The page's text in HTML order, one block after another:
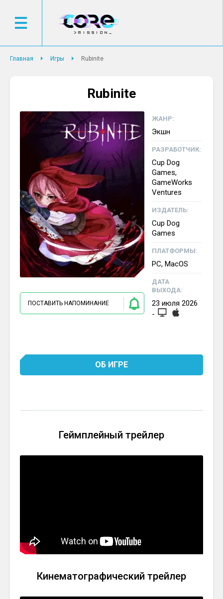
Главная Игры Rubinite
Rubinite
ПОСТАВИТЬ НАПОМИНАНИЕ
ЖАНР:
Экшн
РАЗРАБОТЧИК:
Cup Dog
Games,
GameWorks
Ventures
ИЗДАТЕЛЬ:
Cup Dog
Games
ПЛАТФОРМЫ:
PC, MacOS
ДАТА
ВЫХОДА:
23 июля 2026
-
ОБ ИГРЕ
Геймплейный трейлер
Кинематографический трейлер